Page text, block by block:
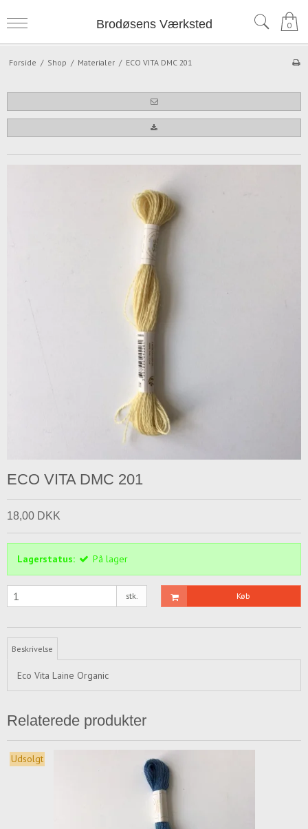
Brodøsens Værksted 0
Forside / Shop / Materialer / ECO VITA DMC 201
ECO VITA DMC 201
18,00 DKK
Lagerstatus: På lager
stk. Køb
Beskrivelse
Eco Vita Laine Organic
Relaterede produkter
Udsolgt